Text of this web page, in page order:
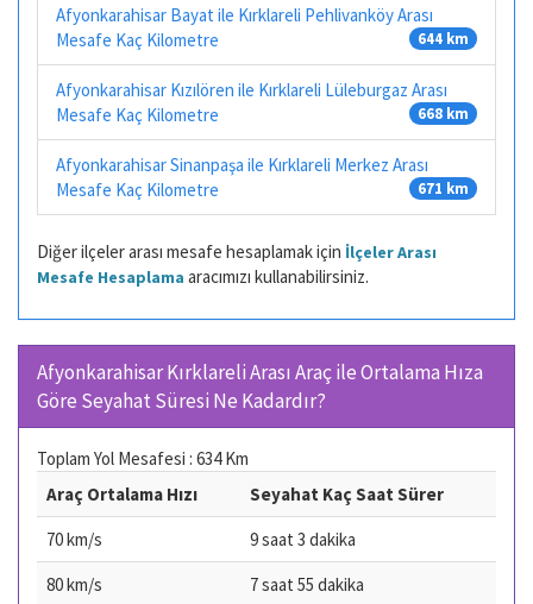
Afyonkarahisar Bayat ile Kırklareli Pehlivanköy Arası
Mesafe Kaç Kilometre
644 km
Afyonkarahisar Kızılören ile Kırklareli Lüleburgaz Arası
Mesafe Kaç Kilometre
668 km
Afyonkarahisar Sinanpaşa ile Kırklareli Merkez Arası
Mesafe Kaç Kilometre
671 km
Diğer ilçeler arası mesafe hesaplamak için İlçeler Arası
Mesafe Hesaplama aracımızı kullanabilirsiniz.
Afyonkarahisar Kırklareli Arası Araç ile Ortalama Hıza
Göre Seyahat Süresi Ne Kadardır?
Toplam Yol Mesafesi : 634 Km
Araç Ortalama Hızı
Seyahat Kaç Saat Sürer
70 km/s
9 saat 3 dakika
80 km/s
7 saat 55 dakika